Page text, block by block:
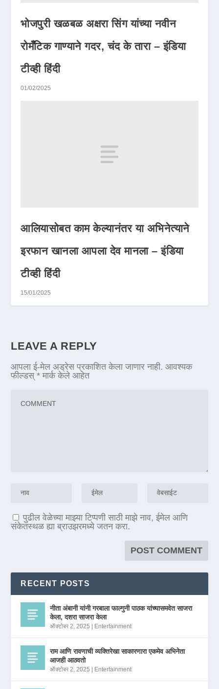
भोजपुरी खळबळ अक्षरा सिंग यांच्या नवीन
रोमँटिक गाण्याने गदर, चंद के तारा – इंडिया
टीव्ही हिंदी
01/02/2025
आलियासोबत काम केल्यानंतर या अभिनेत्याने
इरफान खानला आपला देव मानला – इंडिया
टीव्ही हिंदी
15/01/2025
LEAVE A REPLY
आपला ई-मेल अड्रेस प्रकाशित केला जाणार नाही. आवश्यक
फील्डस्* मार्क केले आहेत
पुढील वेळेच्या माझ्या टिप्पणी साठी माझे नाव, ईमेल आणि
संकेतस्थळ ह्या ब्राउझरमध्ये जतन करा.
RECENT POSTS
नीता अंबानी यांनी गरबाला फाल्गुनी पाठक यांच्यासमवेत साजरा
केला, दशरा साजरा केला
ऑक्टोबर 2, 2025 | Entertainment
राम आणि रावणाची व्यक्तिरेखा साकारणारा एकमेव अभिनेता
आजही आठवतो
ऑक्टोबर 2, 2025 | Entertainment